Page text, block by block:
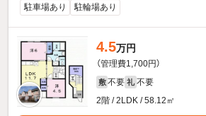
駐車場あり 駐輪場あり
4.5万円
（管理費1,700円）
敷 不要 礼 不要
2階 / 2LDK / 58.12㎡